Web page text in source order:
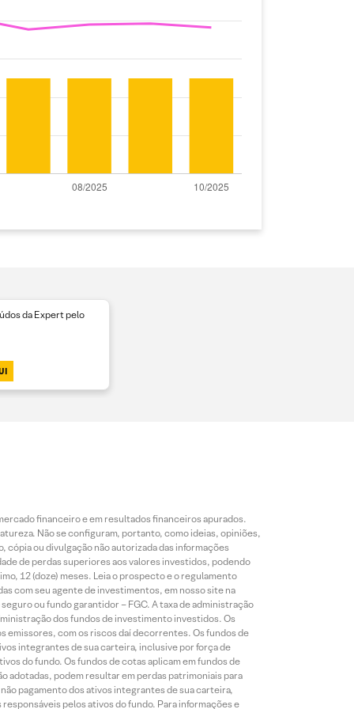
da Expert pelo
financeiro e em resultados financeiros apurados.
Não se configuram, portanto, como ideias, opiniões,
ou divulgação não autorizada das informações
de perdas superiores aos valores investidos, podendo
12 (doze) meses. Leia o prospecto e o regulamento
com seu agente de investimentos, em nosso site na
ou fundo garantidor – FGC. A taxa de administração
dos fundos de investimento investidos. Os
emissores, com os riscos daí decorrentes. Os fundos de
integrantes de sua carteira, inclusive por força de
do fundo. Os fundos de cotas aplicam em fundos de
adotadas, podem resultar em perdas patrimoniais para
pagamento dos ativos integrantes de sua carteira,
pelos ativos do fundo. Para informações e